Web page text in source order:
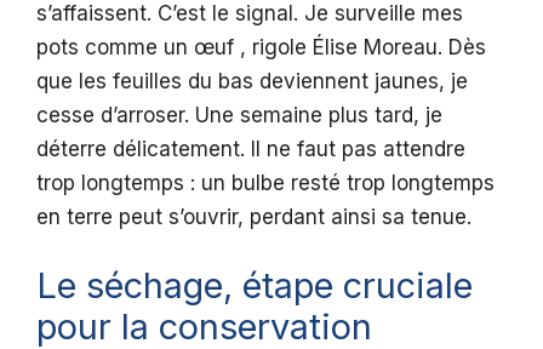
s’affaissent. C’est le signal. Je surveille mes
pots comme un œuf , rigole Élise Moreau. Dès
que les feuilles du bas deviennent jaunes, je
cesse d’arroser. Une semaine plus tard, je
déterre délicatement. Il ne faut pas attendre
trop longtemps : un bulbe resté trop longtemps
en terre peut s’ouvrir, perdant ainsi sa tenue.
Le séchage, étape cruciale
pour la conservation